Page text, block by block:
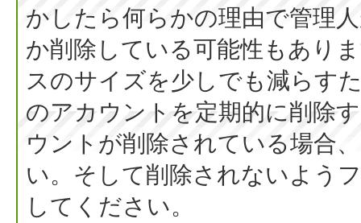
かしたら何らかの理由で管理
か削除している可能性もあり
スのサイズを少しでも減らす
のアカウントを定期的に削除
ウントが削除されている場合
い。そして削除されないよう
してください。